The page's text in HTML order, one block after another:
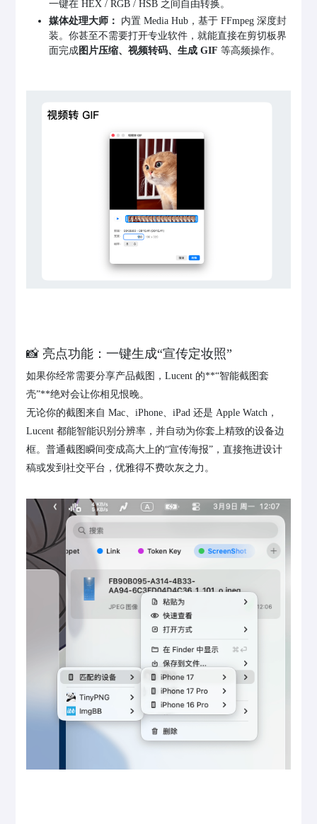
一键在 HEX / RGB / HSB 之间自由转换。
媒体处理大师：
内置 Media Hub，基于 FFmpeg 深度封
装。你甚至不需要打开专业软件，就能直接在剪切板界
面完成图片压缩、视频转码、生成 GIF 等高频操作。
📸 亮点功能：一键生成“宣传定妆照”
如果你经常需要分享产品截图，Lucent 的**“智能截图套
壳”**绝对会让你相见恨晚。
无论你的截图来自 Mac、iPhone、iPad 还是 Apple Watch，
Lucent 都能智能识别分辨率，并自动为你套上精致的设备边
框。普通截图瞬间变成高大上的“宣传海报”，直接拖进设计
稿或发到社交平台，优雅得不费吹灰之力。